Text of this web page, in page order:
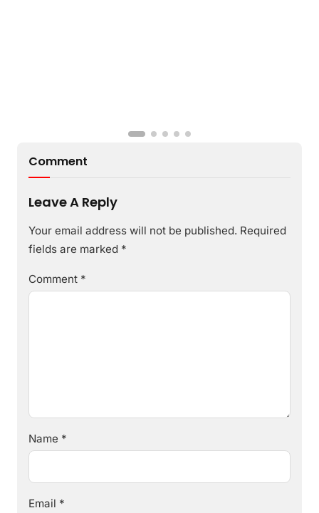
Comment
Leave A Reply
Your email address will not be published. Required
fields are marked *
Comment *
Name *
Email *